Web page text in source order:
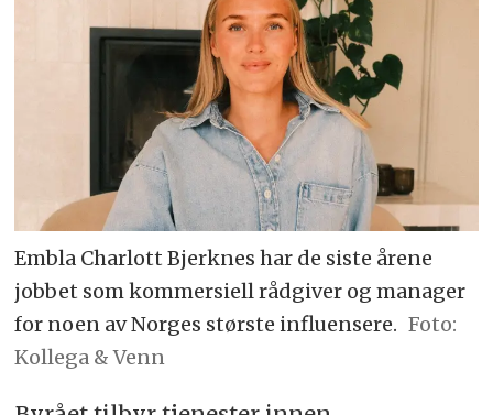
Embla Charlott Bjerknes har de siste årene
jobbet som kommersiell rådgiver og manager
for noen av Norges største influensere. Foto:
Kollega & Venn